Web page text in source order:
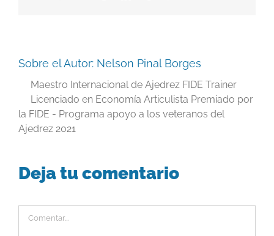
Sobre el Autor: Nelson Pinal Borges
Maestro Internacional de Ajedrez FIDE Trainer
Licenciado en Economía Articulista Premiado por
la FIDE - Programa apoyo a los veteranos del
Ajedrez 2021
Deja tu comentario